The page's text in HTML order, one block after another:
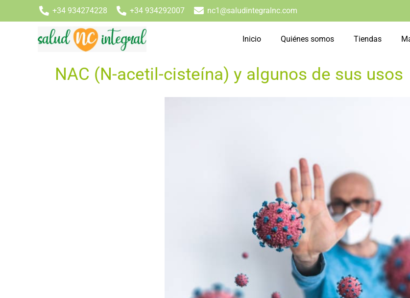
+34 934274228 +34 934292007 nc1@saludintegralnc.com
Inicio Quiénes somos Tiendas
NAC (N-acetil-cisteína) y algunos de sus usos